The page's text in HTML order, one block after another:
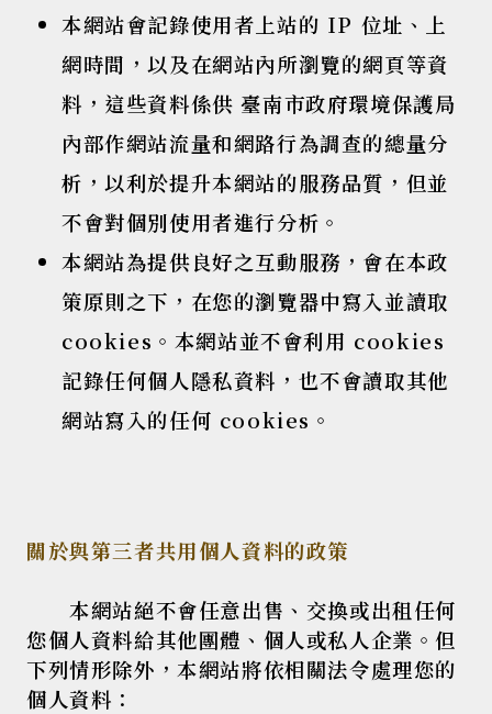
本網站會記錄使用者上站的 IP 位址、上
網時間，以及在網站內所瀏覽的網頁等資
料，這些資料係供 臺南市政府環境保護局
內部作網站流量和網路行為調查的總量分
析，以利於提升本網站的服務品質，但並
不會對個別使用者進行分析。
本網站為提供良好之互動服務，會在本政
策原則之下，在您的瀏覽器中寫入並讀取
cookies。本網站並不會利用 cookies
記錄任何個人隱私資料，也不會讀取其他
網站寫入的任何 cookies。
關於與第三者共用個人資料的政策
本網站絕不會任意出售、交換或出租任何
您個人資料給其他團體、個人或私人企業。但
下列情形除外，本網站將依相關法令處理您的
個人資料：